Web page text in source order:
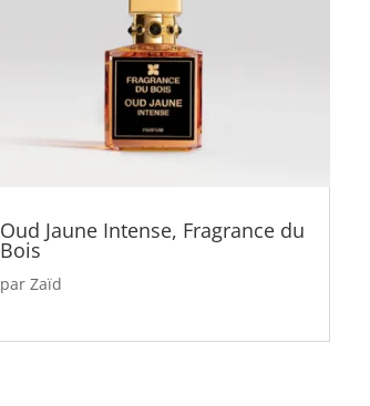
Oud Jaune Intense, Fragrance du
Bois
par Zaïd